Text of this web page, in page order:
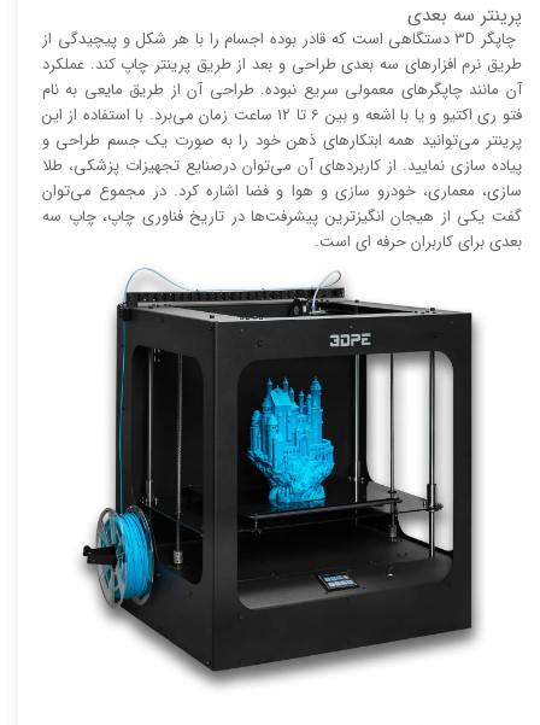
پرینتر سه بعدی
چاپگر 3D دستگاهی است که قادر بوده اجسام را با هر شکل و پیچیدگی از
طریق نرم افزار‌های سه بعدی طراحی و بعد از طریق پرینتر چاپ کند. عملکرد
آن مانند چاپگر‌های معمولی سریع نبوده. طراحی آن از طریق مایعی به نام
فتو ری اکتیو و یا با اشعه و بین 6 تا 12 ساعت زمان می‌برد. با استفاده از این
پرینتر می‌توانید همه ابتکار‌های ذهن خود را به صورت یک جسم طراحی و
پیاده سازی نمایید. از کاربرد‌های آن می‌توان درصنایع تجهیزات پزشکی، طلا
سازی، معماری، خودرو سازی و هوا و فضا اشاره کرد. در مجموع می‌توان
گفت یکی از هیجان انگیز‌‌ترین پیشرفت‌ها در تاریخ فناوری چاپ، چاپ سه
بعدی برای کاربران حرفه ای است.